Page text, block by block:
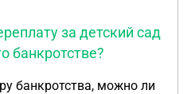
за детский сад
банкротстве?
банкротства, можно ли